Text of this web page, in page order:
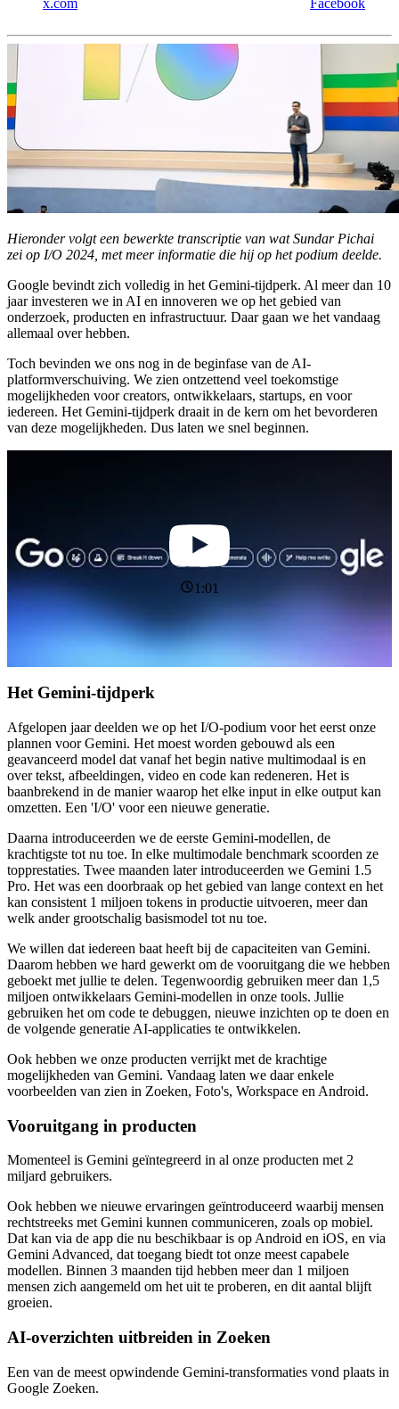
x.com Facebook
Hieronder volgt een bewerkte transcriptie van wat Sundar Pichai
zei op I/O 2024, met meer informatie die hij op het podium deelde.
Google bevindt zich volledig in het Gemini-tijdperk. Al meer dan 10
jaar investeren we in AI en innoveren we op het gebied van
onderzoek, producten en infrastructuur. Daar gaan we het vandaag
allemaal over hebben.
Toch bevinden we ons nog in de beginfase van de AI-
platformverschuiving. We zien ontzettend veel toekomstige
mogelijkheden voor creators, ontwikkelaars, startups, en voor
iedereen. Het Gemini-tijdperk draait in de kern om het bevorderen
van deze mogelijkheden. Dus laten we snel beginnen.
1:01
Het Gemini-tijdperk
Afgelopen jaar deelden we op het I/O-podium voor het eerst onze
plannen voor Gemini. Het moest worden gebouwd als een
geavanceerd model dat vanaf het begin native multimodaal is en
over tekst, afbeeldingen, video en code kan redeneren. Het is
baanbrekend in de manier waarop het elke input in elke output kan
omzetten. Een 'I/O' voor een nieuwe generatie.
Daarna introduceerden we de eerste Gemini-modellen, de
krachtigste tot nu toe. In elke multimodale benchmark scoorden ze
topprestaties. Twee maanden later introduceerden we Gemini 1.5
Pro. Het was een doorbraak op het gebied van lange context en het
kan consistent 1 miljoen tokens in productie uitvoeren, meer dan
welk ander grootschalig basismodel tot nu toe.
We willen dat iedereen baat heeft bij de capaciteiten van Gemini.
Daarom hebben we hard gewerkt om de vooruitgang die we hebben
geboekt met jullie te delen. Tegenwoordig gebruiken meer dan 1,5
miljoen ontwikkelaars Gemini-modellen in onze tools. Jullie
gebruiken het om code te debuggen, nieuwe inzichten op te doen en
de volgende generatie AI-applicaties te ontwikkelen.
Ook hebben we onze producten verrijkt met de krachtige
mogelijkheden van Gemini. Vandaag laten we daar enkele
voorbeelden van zien in Zoeken, Foto's, Workspace en Android.
Vooruitgang in producten
Momenteel is Gemini geïntegreerd in al onze producten met 2
miljard gebruikers.
Ook hebben we nieuwe ervaringen geïntroduceerd waarbij mensen
rechtstreeks met Gemini kunnen communiceren, zoals op mobiel.
Dat kan via de app die nu beschikbaar is op Android en iOS, en via
Gemini Advanced, dat toegang biedt tot onze meest capabele
modellen. Binnen 3 maanden tijd hebben meer dan 1 miljoen
mensen zich aangemeld om het uit te proberen, en dit aantal blijft
groeien.
AI-overzichten uitbreiden in Zoeken
Een van de meest opwindende Gemini-transformaties vond plaats in
Google Zoeken.